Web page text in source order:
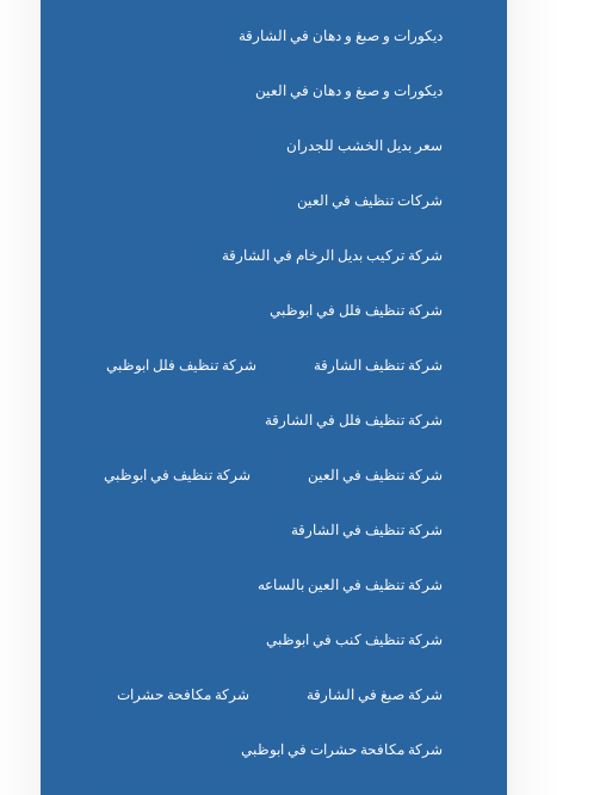
ديكورات و صبغ و دهان في الشارقة
ديكورات و صبغ و دهان في العين
سعر بديل الخشب للجدران
شركات تنظيف في العين
شركة تركيب بديل الرخام في الشارقة
شركة تنظيف فلل في ابوظبي
شركة تنظيف الشارقة شركة تنظيف فلل ابوظبي
شركة تنظيف فلل في الشارقة
شركة تنظيف في العين شركة تنظيف في ابوظبي
شركة تنظيف في الشارقة
شركة تنظيف في العين بالساعه
شركة تنظيف كنب في ابوظبي
شركة صبغ في الشارقة شركة مكافحة حشرات
شركة مكافحة حشرات في ابوظبي